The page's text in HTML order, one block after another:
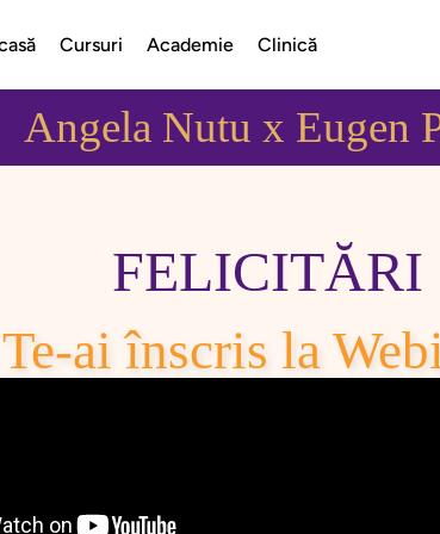
Cursuri Academie Clinică
Angela Nutu x Eugen
FELICITĂRI
Te-ai înscris la